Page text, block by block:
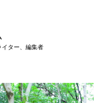
イター、編集者